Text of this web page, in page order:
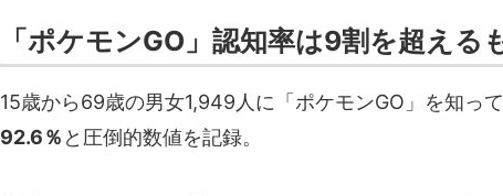
「ポケモンGO」認知率は9割を超える
15歳から69歳の男女1,949人に「ポケモンGO」を知っ
92.6％ と圧倒的数値を記録。